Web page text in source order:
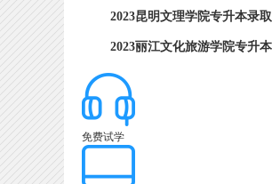
2023昆明文理学院专升本录
2023丽江文化旅游学院专升
免费试学